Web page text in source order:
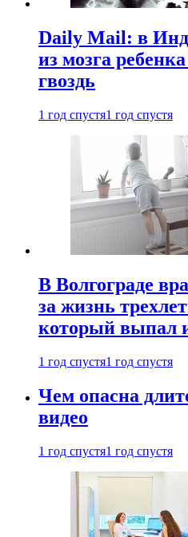
Daily Mail: в
из мозга
гвоздь
1 год спустя1 год спустя
В Волгограде
за жизнь
который выпал
1 год спустя1 год спустя
Чем опасна
видео
1 год спустя1 год спустя